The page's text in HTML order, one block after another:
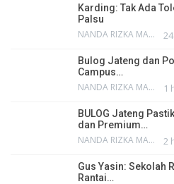
Karding: Tak Ada
Palsu
NANDA RIZKA MAHENDRA
Bulog Jateng dan
Campus…
NANDA RIZKA MAHENDRA 1
BULOG Jateng
dan Premium…
NANDA RIZKA MAHENDRA 2
Gus Yasin: Sekolah
Rantai…